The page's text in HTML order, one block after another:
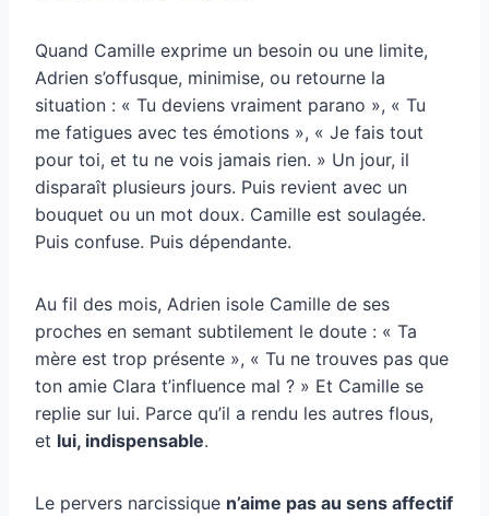
Quand Camille exprime un besoin ou une limite,
Adrien s’offusque, minimise, ou retourne la
situation : « Tu deviens vraiment parano », « Tu
me fatigues avec tes émotions », « Je fais tout
pour toi, et tu ne vois jamais rien. » Un jour, il
disparaît plusieurs jours. Puis revient avec un
bouquet ou un mot doux. Camille est soulagée.
Puis confuse. Puis dépendante.
Au fil des mois, Adrien isole Camille de ses
proches en semant subtilement le doute : « Ta
mère est trop présente », « Tu ne trouves pas que
ton amie Clara t’influence mal ? » Et Camille se
replie sur lui. Parce qu’il a rendu les autres flous,
et lui, indispensable.
Le pervers narcissique n’aime pas au sens affectif